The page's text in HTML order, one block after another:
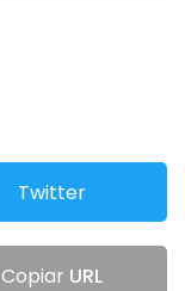
Twitter
Copiar URL